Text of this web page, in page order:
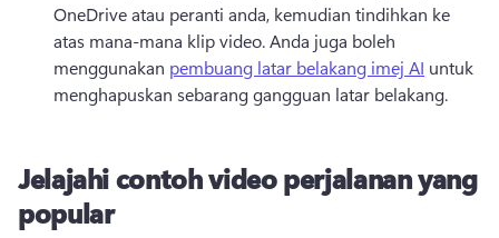
OneDrive atau peranti anda, kemudian tindihkan ke
atas mana-mana klip video. Anda juga boleh
menggunakan pembuang latar belakang imej AI untuk
menghapuskan sebarang gangguan latar belakang.
Jelajahi contoh video perjalanan yang
popular